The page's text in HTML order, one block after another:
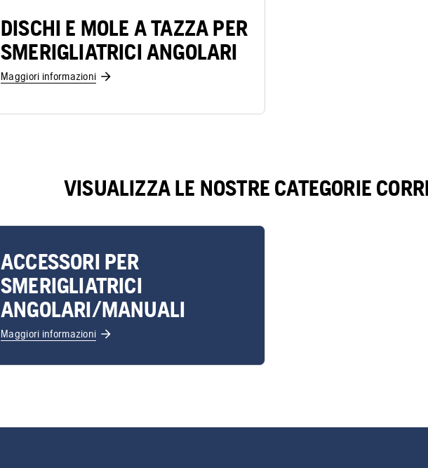
DISCHI E MOLE A TAZZA PER
SMERIGLIATRICI ANGOLARI
Maggiori informazioni
VISUALIZZA LE NOSTRE CATEGORIE
ACCESSORI PER
SMERIGLIATRICI
ANGOLARI/MANUALI
Maggiori informazioni